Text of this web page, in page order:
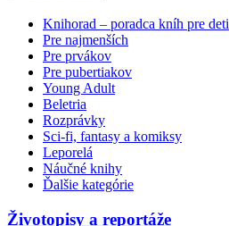
Knihorad – poradca kníh pre deti
Pre najmenších
Pre prvákov
Pre pubertiakov
Young Adult
Beletria
Rozprávky
Sci-fi, fantasy a komiksy
Leporelá
Náučné knihy
Ďalšie kategórie
Životopisy a reportáže